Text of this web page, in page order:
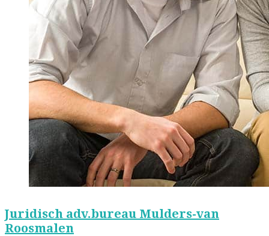
Juridisch adv.bureau Mulders-van
Roosmalen